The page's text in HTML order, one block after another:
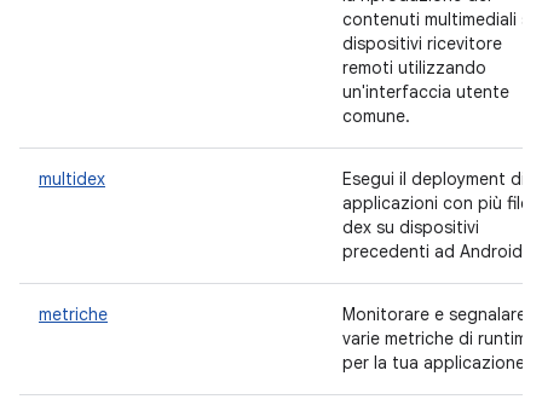
contenuti multimediali sui
dispositivi ricevitore
remoti utilizzando
un'interfaccia utente
comune.
multidex
Esegui il deployment di
applicazioni con più file
dex su dispositivi
precedenti ad Android 5.
metriche
Monitorare e segnalare
varie metriche di runtime
per la tua applicazione